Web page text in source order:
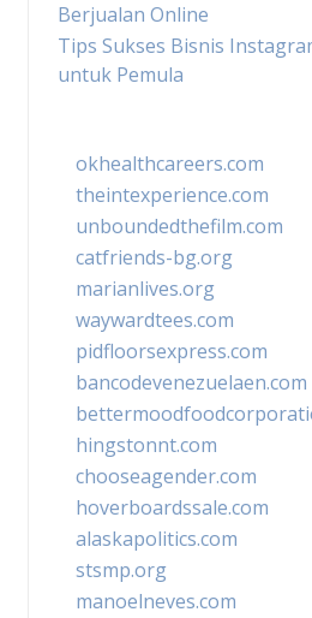
Berjualan Online
Tips Sukses Bisnis
untuk Pemula
okhealthcareers.com
theintexperience.com
unboundedthefilm.com
catfriends-bg.org
marianlives.org
waywardtees.com
pidfloorsexpress.com
bancodevenezuelaen.com
hingstonnt.com
chooseagender.com
hoverboardssale.com
alaskapolitics.com
stsmp.org
manoelneves.com